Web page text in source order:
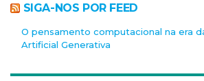
SIGA-NOS POR FEED
O pensamento computacional na era
Artificial Generativa